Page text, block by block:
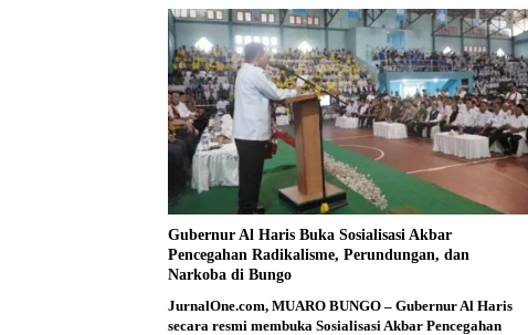
Gubernur Al Haris Buka Sosialisasi Akbar
Pencegahan Radikalisme, Perundungan, dan
Narkoba di Bungo
JurnalOne.com, MUARO BUNGO – Gubernur Al Haris
secara resmi membuka Sosialisasi Akbar Pencegahan